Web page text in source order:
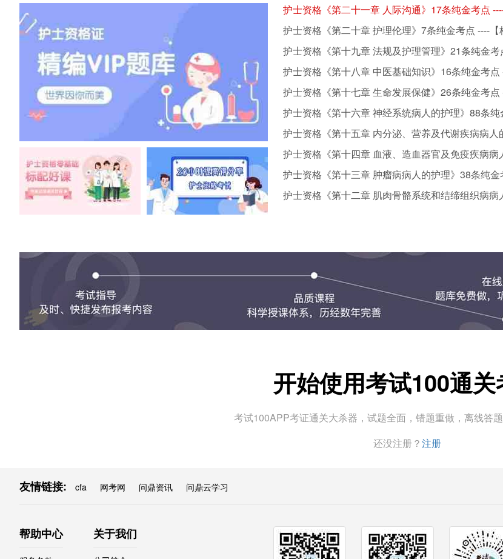
护士资格《第二十一章 人际沟通》17条纯金考点
护士资格《第二十章 护理伦理》7条纯金考点 ----【
护士资格《第十九章 法规及护理管理》21条纯金考
护士资格《第十八章 中医基础知识》16条纯金考点
护士资格《第十七章 生命发展保健》26条纯金考点
护士资格《第十六章 神经系统病人的护理》88条纯
护士资格《第十五章 内分泌、营养及代谢疾病病人
护士资格《第十四章 血液、造血器官及免疫疾病病
护士资格《第十三章 肿瘤病病人的护理》38条纯金
护士资格《第十二章 肌肉骨骼系统和结缔组织病病
开始使用考试100通关
考试100APP考证通关大杀器，试题全面，错题重做，离线答
还没注册？注册
友情链接: cfa 网考网 问鼎资讯 问鼎云学习
帮助中心 关于我们